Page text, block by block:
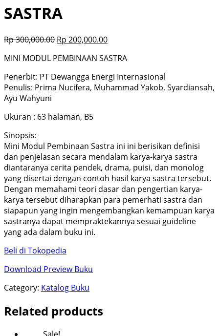
SASTRA
Rp300,000.00 Rp 200,000.00
MINI MODUL PEMBINAAN SASTRA
Penerbit: PT Dewangga Energi Internasional
Penulis: Prima Nucifera, Muhammad Yakob, Syardiansah,
Ayu Wahyuni
Ukuran : 63 halaman, B5
Sinopsis:
Mini Modul Pembinaan Sastra ini ini berisikan definisi
dan penjelasan secara mendalam karya-karya sastra
diantaranya cerita pendek, drama, puisi, dan monolog
yang disertai dengan contoh hasil karya sastra tersebut.
Dengan memahami teori dasar dan pengertian karya-
karya tersebut diharapkan para pemerhati sastra dan
siapapun yang ingin mengembangkan kemampuan karya
sastranya dapat mempraktekannya sesuai guideline
yang ada dalam buku ini.
Beli di Tokopedia
Download Preview Buku
Category: Katalog Buku
Related products